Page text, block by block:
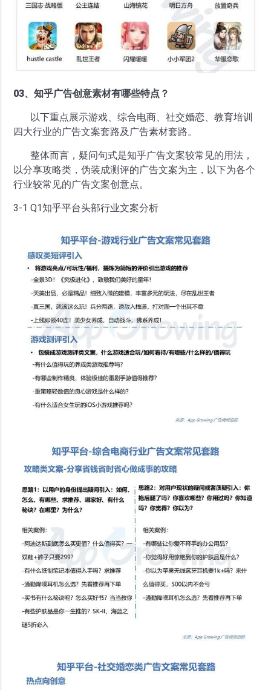
03、知乎广告创意素材有哪些特点？
以下重点展示游戏、综合电商、社交婚恋、教育培训
四大行业的广告文案套路及广告素材套路。
整体而言，疑问句式是知乎广告文案较常见的用法，
以分享攻略类，伪装成测评的广告文案为主，以下为各个
行业较常见的广告文案创意点。
3-1 Q1知乎平台头部行业文案分析